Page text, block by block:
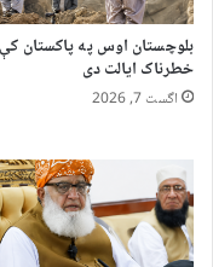
بلوچستان اوس په پاکستان کې
خطرناک ایالت دی
اگست 7, 2026